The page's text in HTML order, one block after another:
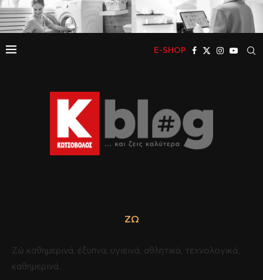
E-SHOP
ΖΏ
Ζώ καθημερινά, έξυπνα, υγιεινά, αθλητικά, τεχνολογικά,
καθημερινά.